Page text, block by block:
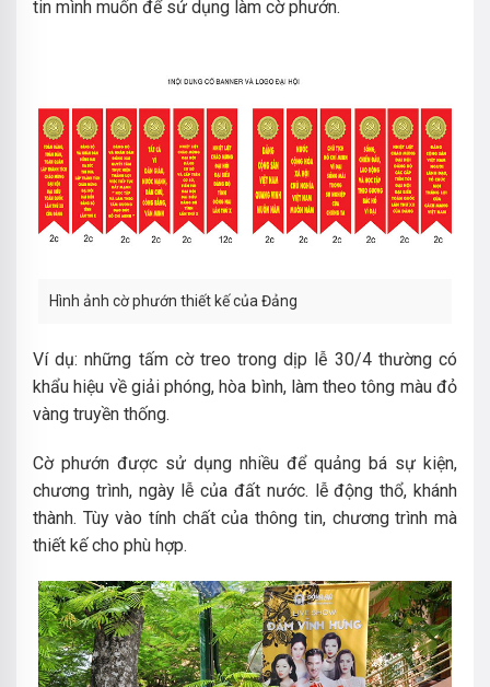
tin mình muốn để sử dụng làm cờ phướn.
Hình ảnh cờ phướn thiết kế của Đảng
Ví dụ: những tấm cờ treo trong dịp lễ 30/4 thường có
khẩu hiệu về giải phóng, hòa bình, làm theo tông màu đỏ
vàng truyền thống.
Cờ phướn được sử dụng nhiều để quảng bá sự kiện,
chương trình, ngày lễ của đất nước. lễ động thổ, khánh
thành. Tùy vào tính chất của thông tin, chương trình mà
thiết kế cho phù hợp.